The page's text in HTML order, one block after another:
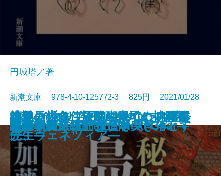
ペインレス〔下〕―あなたの愛を
殺して―
鏡子の家
今夜、もし僕が死ななければ
ひとでちゃんに殺される
草薙の剣
嘘 Love Lies
文豪ナビ 司馬遼太郎
心が挫けそうになった日に
編集長の条件―醍醐真司の博覧推
理ファイル―
文字渦
円城塔／著
新潮文庫 978-4-10-125772-3 825円 2021/01/28
秘録 島原の乱
アトラス―天命探偵 Next Gear―
冬の朝、そっと担任を突き落とす
物件探偵
神仙の告白 旅路の果てに―僕僕
先生―
師弟の祈り 旅路の果てに―僕僕
先生―
「日本の伝統」の正体
遺訓
小説 イタリア・ルネサンス4―再
び、ヴェネツィア―
庭